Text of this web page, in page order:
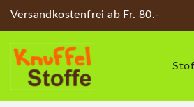
Versandkostenfrei ab Fr. 80.-